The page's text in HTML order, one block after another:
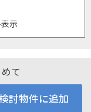
表示
て
討物件に追加